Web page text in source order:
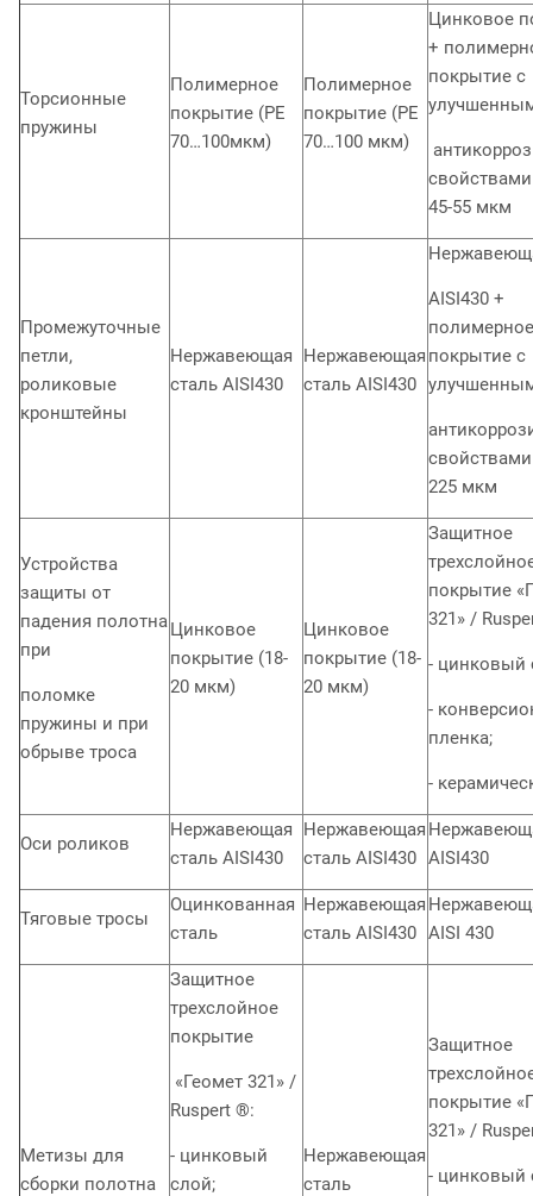
Торсионные
пружины
Полимерное
покрытие (PE
70…100мкм)
Полимерное
покрытие (PE
70…100 мкм)
Цинковое
+
покрытие с
45-55 мкм
Промежуточные
петли,
роликовые
кронштейны
Нержавеющая
сталь AISI430
Нержавеющая
сталь AISI430
AISI430 +
полимерное
покрытие с
225 мкм
Устройства
защиты от
падения полотна
при
поломке
пружины и при
обрыве троса
Цинковое
покрытие (18-
20 мкм)
Цинковое
покрытие (18-
20 мкм)
Защитное
покрытие
321» /
- цинковый
-
пленка;
-
Оси роликов
Нержавеющая
сталь AISI430
Нержавеющая
сталь AISI430 AISI430
Тяговые тросы
Оцинкованная
сталь
Нержавеющая
сталь AISI430 AISI 430
Метизы для
сборки полотна
Защитное
трехслойное
покрытие
«Геомет 321» /
Ruspert ®:
- цинковый
слой;
Нержавеющая
сталь
Защитное
покрытие
321» /
- цинковый